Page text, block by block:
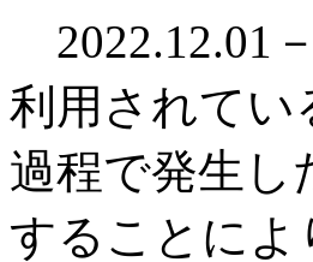
2022.12.01
利用されてい
過程で発生し
することによ